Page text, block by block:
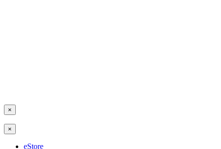
×
×
eStore